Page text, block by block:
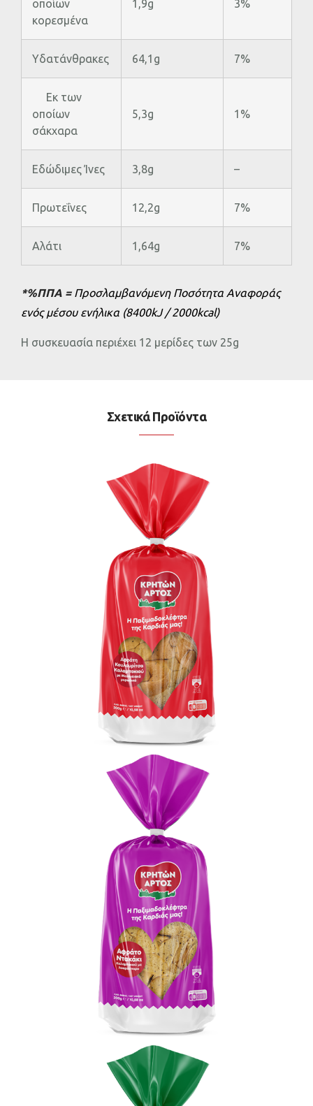
οποίων
κορεσµένα
1,9g 3%
Υδατάνθρακες 64,1g 7%
Εκ των
οποίων
σάκχαρα
5,3g 1%
Εδώδιμες Ίνες 3,8g –
Πρωτεΐνες 12,2g 7%
Αλάτι 1,64g 7%
*%ΠΠΑ = Προσλαμβανόμενη Ποσότητα Αναφοράς
ενός μέσου ενήλικα (8400kJ / 2000kcal)
Η συσκευασία περιέχει 12 μερίδες των 25g
Σχετικά Προϊόντα